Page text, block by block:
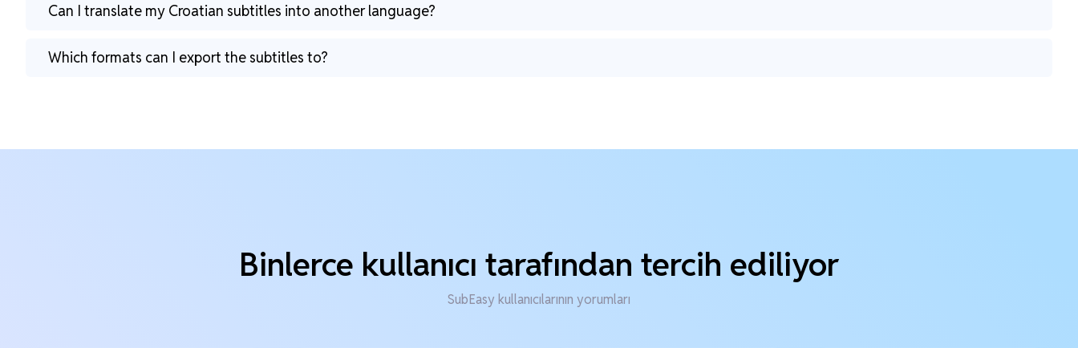
Can I translate my Croatian subtitles into another language?
Which formats can I export the subtitles to?
Binlerce kullanıcı tarafından tercih ediliyor
SubEasy kullanıcılarının yorumları